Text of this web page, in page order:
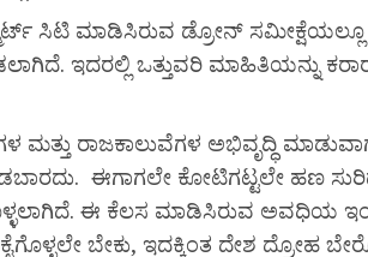
ಸಿಟಿ ಮಾಡಿಸಿರುವ ಡ್ರೋನ್
ಇದರಲ್ಲಿ ಒತ್ತುವರಿ ಮಾಹಿತಿಯನ್ನು
ಮತ್ತು ರಾಜಕಾಲುವೆಗಳ ಅಭಿವೃದ್ಧಿ
ಈಗಾಗಲೇ ಕೋಟಿಗಟ್ಟಲೇ ಹಣ
ಈ ಕೆಲಸ ಮಾಡಿಸಿರುವ ಅವಧಿಯ
ಬೇಕು, ಇದಕ್ಕಿಂತ ದೇಶ ದ್ರೋಹ